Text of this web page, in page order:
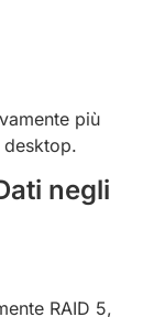
più
negli
RAID 5,